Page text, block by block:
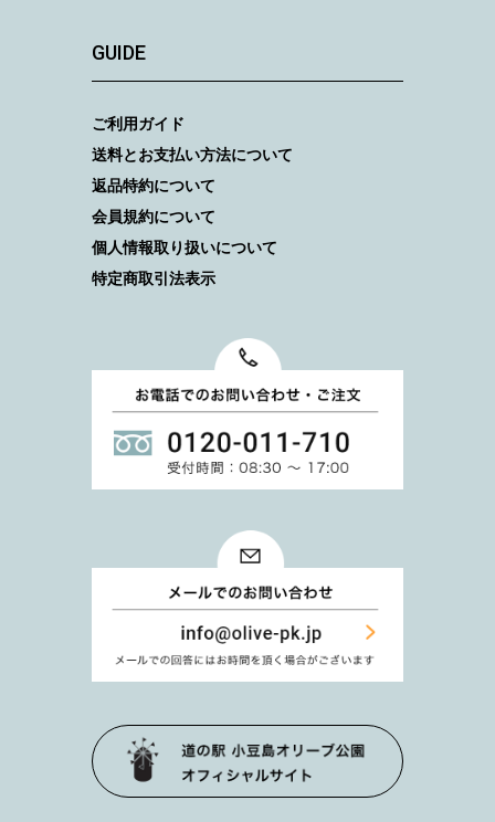
GUIDE
ご利用ガイド
送料とお支払い方法について
返品特約について
会員規約について
個人情報取り扱いについて
特定商取引法表示